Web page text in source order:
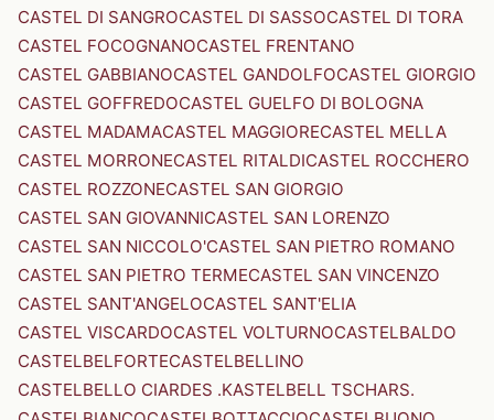
CASTEL DI SANGROCASTEL DI SASSOCASTEL DI TORA
CASTEL FOCOGNANOCASTEL FRENTANO
CASTEL GABBIANOCASTEL GANDOLFOCASTEL GIORGIO
CASTEL GOFFREDOCASTEL GUELFO DI BOLOGNA
CASTEL MADAMACASTEL MAGGIORECASTEL MELLA
CASTEL MORRONECASTEL RITALDICASTEL ROCCHERO
CASTEL ROZZONECASTEL SAN GIORGIO
CASTEL SAN GIOVANNICASTEL SAN LORENZO
CASTEL SAN NICCOLO'CASTEL SAN PIETRO ROMANO
CASTEL SAN PIETRO TERMECASTEL SAN VINCENZO
CASTEL SANT'ANGELOCASTEL SANT'ELIA
CASTEL VISCARDOCASTEL VOLTURNOCASTELBALDO
CASTELBELFORTECASTELBELLINO
CASTELBELLO CIARDES .KASTELBELL TSCHARS.